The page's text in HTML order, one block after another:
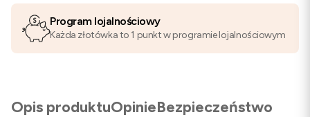
Program lojalnościowy
Każda złotówka to 1 punkt w programie lojalnościowym
Opis produktuOpinieBezpieczeństwo